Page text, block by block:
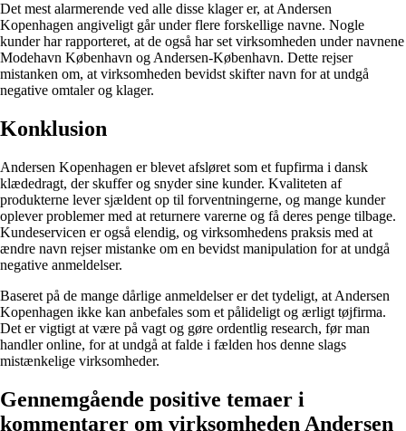
Det mest alarmerende ved alle disse klager er, at Andersen
Kopenhagen angiveligt går under flere forskellige navne. Nogle
kunder har rapporteret, at de også har set virksomheden under navnene
Modehavn København og Andersen-København. Dette rejser
mistanken om, at virksomheden bevidst skifter navn for at undgå
negative omtaler og klager.
Konklusion
Andersen Kopenhagen er blevet afsløret som et fupfirma i dansk
klædedragt, der skuffer og snyder sine kunder. Kvaliteten af
produkterne lever sjældent op til forventningerne, og mange kunder
oplever problemer med at returnere varerne og få deres penge tilbage.
Kundeservicen er også elendig, og virksomhedens praksis med at
ændre navn rejser mistanke om en bevidst manipulation for at undgå
negative anmeldelser.
Baseret på de mange dårlige anmeldelser er det tydeligt, at Andersen
Kopenhagen ikke kan anbefales som et pålideligt og ærligt tøjfirma.
Det er vigtigt at være på vagt og gøre ordentlig research, før man
handler online, for at undgå at falde i fælden hos denne slags
mistænkelige virksomheder.
Gennemgående positive temaer i
kommentarer om virksomheden Andersen